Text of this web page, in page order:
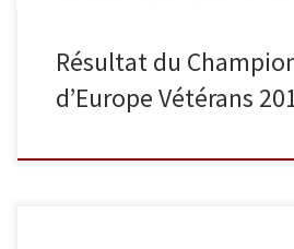
Résultat du
d’Europe Vétérans